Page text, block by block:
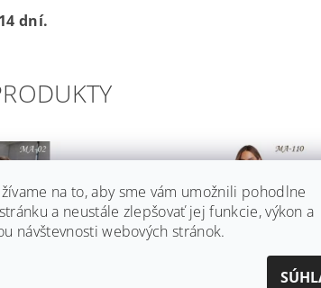
dní.
na to, aby sme vám umožnili pohodlne
a neustále zlepšovať jej funkcie, výkon a
návštevnosti webových stránok.